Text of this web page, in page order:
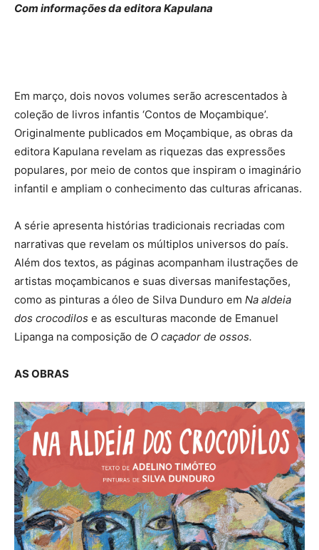
Com informações da editora Kapulana
Em março, dois novos volumes serão acrescentados à
coleção de livros infantis ‘Contos de Moçambique’.
Originalmente publicados em Moçambique, as obras da
editora Kapulana revelam as riquezas das expressões
populares, por meio de contos que inspiram o imaginário
infantil e ampliam o conhecimento das culturas africanas.
A série apresenta histórias tradicionais recriadas com
narrativas que revelam os múltiplos universos do país.
Além dos textos, as páginas acompanham ilustrações de
artistas moçambicanos e suas diversas manifestações,
como as pinturas a óleo de Silva Dunduro em Na aldeia
dos crocodilos e as esculturas maconde de Emanuel
Lipanga na composição de O caçador de ossos.
AS OBRAS